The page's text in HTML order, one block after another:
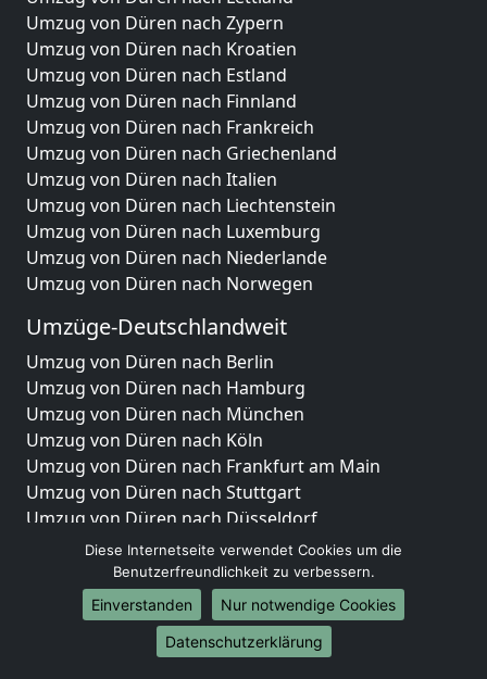
Umzug von Düren nach Zypern
Umzug von Düren nach Kroatien
Umzug von Düren nach Estland
Umzug von Düren nach Finnland
Umzug von Düren nach Frankreich
Umzug von Düren nach Griechenland
Umzug von Düren nach Italien
Umzug von Düren nach Liechtenstein
Umzug von Düren nach Luxemburg
Umzug von Düren nach Niederlande
Umzug von Düren nach Norwegen
Umzüge-Deutschlandweit
Umzug von Düren nach Berlin
Umzug von Düren nach Hamburg
Umzug von Düren nach München
Umzug von Düren nach Köln
Umzug von Düren nach Frankfurt am Main
Umzug von Düren nach Stuttgart
Umzug von Düren nach Düsseldorf
Umzug von Düren nach Leipzig
Umzug von Düren nach Dortmund
Umzug von Düren nach Essen
Umzug von Düren nach Bremen
Umzug von Düren nach Dresden
Diese Internetseite verwendet Cookies um die
Benutzerfreundlichkeit zu verbessern.
Einverstanden
Nur notwendige Cookies
Datenschutzerklärung